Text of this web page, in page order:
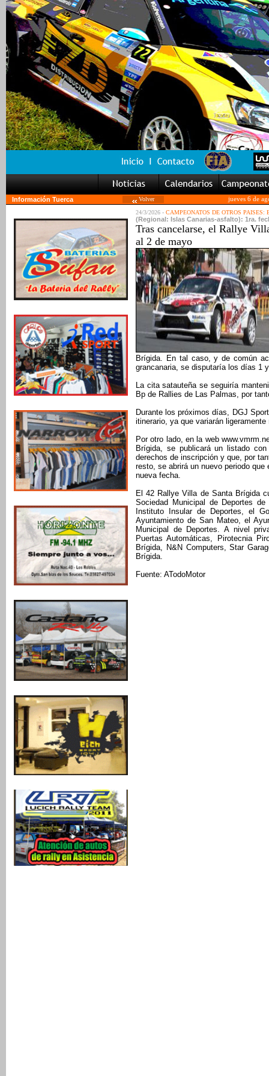
Información Tuerca Volver
jueves 6 de
24/3/2026 - CAMPEONATOS DE OTROS PAISES:
(Regional: Islas Canarias-asfalto): 1ra.
Tras cancelarse, el Rallye
al 2 de mayo
Brígida. En tal caso, y de común
grancanaria, se disputaría los días 1
La cita satauteña se seguiría
Bp de Rallies de Las Palmas, por
Durante los próximos días, DGJ
itinerario, ya que variarán
Por otro lado, en la web
Brígida, se publicará un listado
derechos de inscripción y que, por
resto, se abrirá un nuevo periodo
nueva fecha.
El 42 Rallye Villa de Santa Brígida
Sociedad Municipal de Deportes
Instituto Insular de Deportes, el
Ayuntamiento de San Mateo, el
Municipal de Deportes. A nivel
Puertas Automáticas, Pirotecnia
Brígida, N&N Computers, Star
Brígida.
Fuente: ATodoMotor